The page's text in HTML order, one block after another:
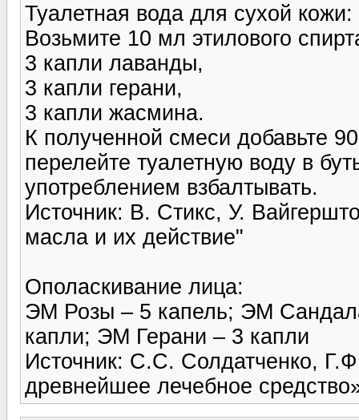
Туалетная вода для сухой кожи:
Возьмите 10 мл этилового
3 капли лаванды,
3 капли герани,
3 капли жасмина.
К полученной смеси добавьте
перелейте туалетную воду в
употреблением взбалтывать.
Источник: В. Стикс, У.
масла и их действие"
Ополаскивание лица:
ЭМ Розы – 5 капель; ЭМ
капли; ЭМ Герани – 3 капли
Источник: С.С. Солдатченко,
древнейшее лечебное